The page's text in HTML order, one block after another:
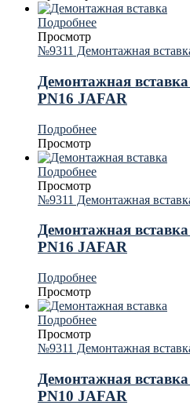
Подробнее
Просмотр
№9311 Демонтажная
Демонтажная
PN16 JAFAR
Подробнее
Просмотр
Подробнее
Просмотр
№9311 Демонтажная
Демонтажная
PN16 JAFAR
Подробнее
Просмотр
Подробнее
Просмотр
№9311 Демонтажная
Демонтажная
PN10 JAFAR